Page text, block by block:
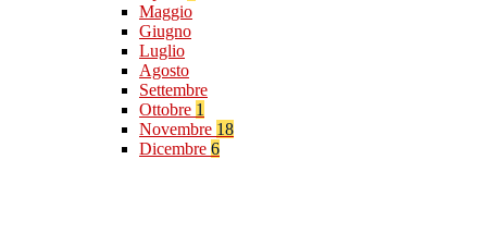
Maggio
Giugno
Luglio
Agosto
Settembre
Ottobre 1
Novembre 18
Dicembre 6